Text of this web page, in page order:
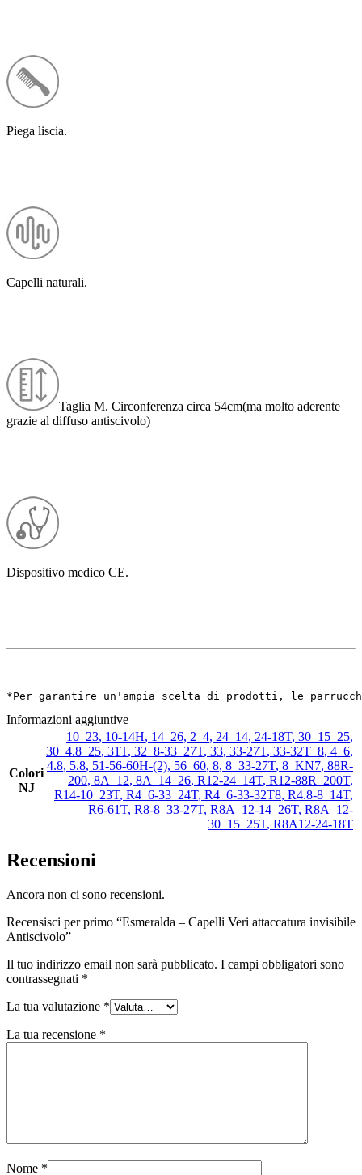
Piega liscia.
Capelli naturali.
Taglia M. Circonferenza circa 54cm(ma molto aderente
grazie al diffuso antiscivolo)
Dispositivo medico CE.
*Per garantire un'ampia scelta di prodotti, le
Informazioni aggiuntive
Colori
NJ
10_23, 10-14H, 14_26, 2_4, 24_14, 24-18T, 30_15_25,
30_4.8_25, 31T, 32_8-33_27T, 33, 33-27T, 33-32T_8, 4_6,
4.8, 5.8, 51-56-60H-(2), 56_60, 8, 8_33-27T, 8_KN7, 88R-
200, 8A_12, 8A_14_26, R12-24_14T, R12-88R_200T,
R14-10_23T, R4_6-33_24T, R4_6-33-32T8, R4.8-8_14T,
R6-61T, R8-8_33-27T, R8A_12-14_26T, R8A_12-
30_15_25T, R8A12-24-18T
Recensioni
Ancora non ci sono recensioni.
Recensisci per primo “Esmeralda – Capelli Veri attaccatura invisibile
Antiscivolo”
Il tuo indirizzo email non sarà pubblicato. I campi obbligatori sono
contrassegnati *
La tua valutazione *
La tua recensione *
Nome *